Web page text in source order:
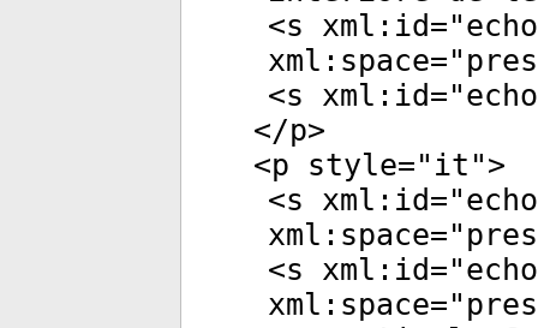
<s xml:id="
xml:space="
<s xml:id="
</p>
<p style=" it ">
<s xml:id="
xml:space="
<s xml:id="
xml:space="